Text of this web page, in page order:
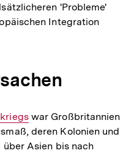
'Probleme'
Integration
war Großbritannien
deren Kolonien und
Asien bis nach